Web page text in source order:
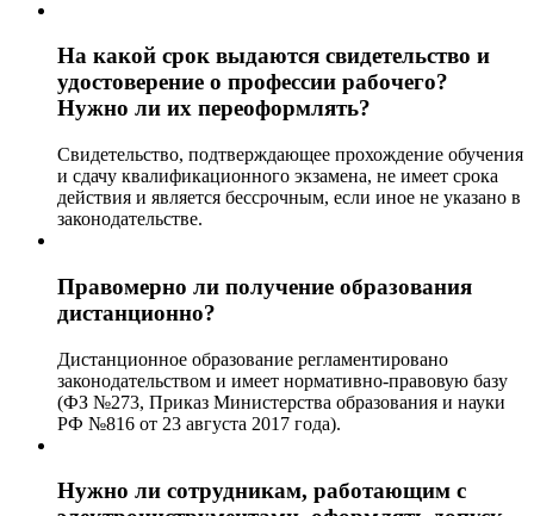
На какой срок выдаются свидетельство и
удостоверение о профессии рабочего?
Нужно ли их переоформлять?
Свидетельство, подтверждающее прохождение обучения
и сдачу квалификационного экзамена, не имеет срока
действия и является бессрочным, если иное не указано в
законодательстве.
Правомерно ли получение образования
дистанционно?
Дистанционное образование регламентировано
законодательством и имеет нормативно-правовую базу
(ФЗ №273, Приказ Министерства образования и науки
РФ №816 от 23 августа 2017 года).
Нужно ли сотрудникам, работающим с